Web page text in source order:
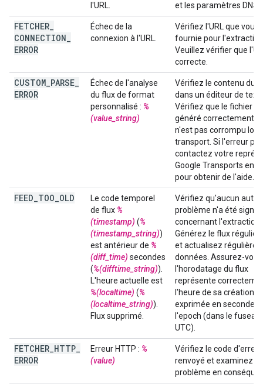
l'URL.
et les paramètres DNS.
FETCHER
CONNECTION
ERROR
Échec de la
connexion à l'URL.
Vérifiez l'URL que vous
fournie pour
Veuillez vérifier que
correcte.
CUSTOM PARSE
ERROR
Échec de l'analyse
du flux de format
personnalisé : %
(value_string)
Vérifiez le contenu du
dans un éditeur de
Vérifiez que le fichier
généré correctement
n'est pas corrompu lors
transport. Si l'erreur
contactez votre
Google Transports en
pour obtenir de l'aide.
FEED TOO OLD
Le code temporel
de flux %
(timestamp) (%
(timestamp_string))
est antérieur de %
(diff_time) secondes
(%(difftime_string)).
L'heure actuelle est
%(localtime) (%
(localtime_string)).
Flux supprimé.
Vérifiez qu'aucun autre
problème n'a été
concernant l'extraction
Générez le flux
et actualisez
données. Assurez-
l'horodatage du flux
représente
l'heure de sa création,
exprimée en secondes
l'epoch (dans le fuseau
UTC).
FETCHER HTTP
ERROR
Erreur HTTP : %
(value)
Vérifiez le code
renvoyé et examinez le
problème en